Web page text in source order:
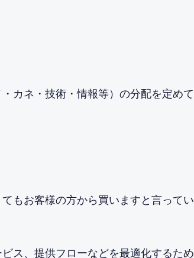
カネ・技術・情報等）の分配を定めて
もお客様の方から買いますと言ってい
ス、提供フローなどを最適化するため